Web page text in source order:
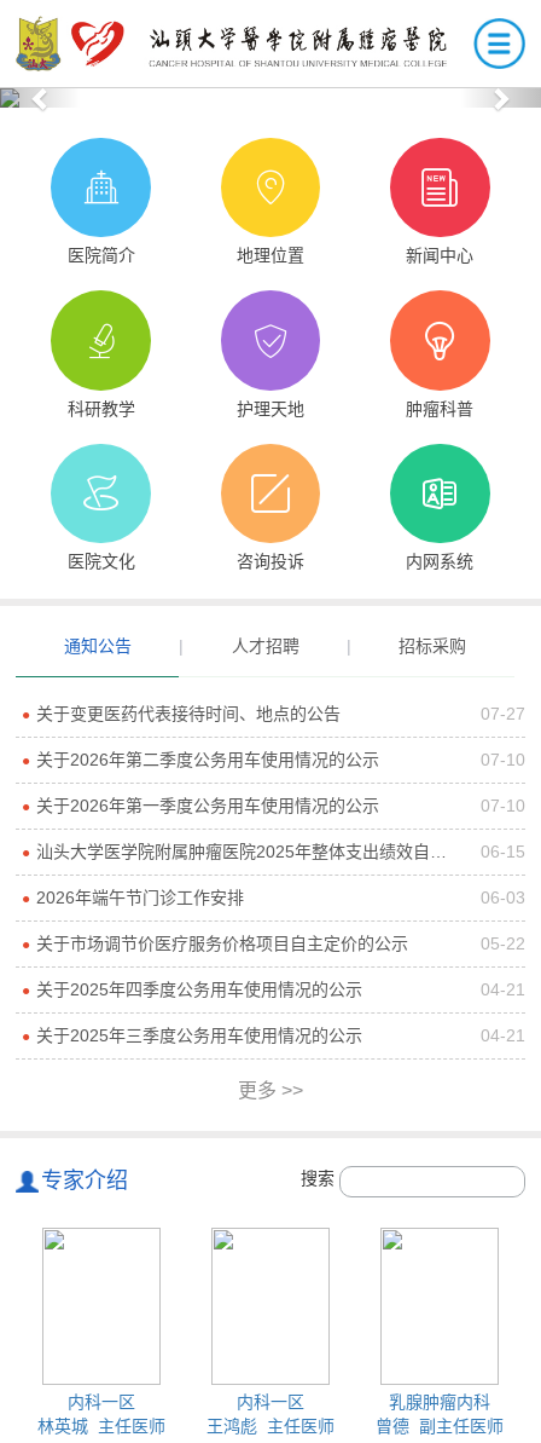
Previous
医院简介 地理位置 新闻中心
科研教学 护理天地 肿瘤科普
医院文化 咨询投诉 内网系统
通知公告 | 人才招聘 | 招标采购
● 关于变更医药代表接待时间、地点的公告 07-27
● 关于2026年第二季度公务用车使用情况的公示 07-10
● 关于2026年第一季度公务用车使用情况的公示 07-10
● 汕头大学医学院附属肿瘤医院2025年整体支出绩效自评报告 06-15
● 2026年端午节门诊工作安排 06-03
● 关于市场调节价医疗服务价格项目自主定价的公示 05-22
● 关于2025年四季度公务用车使用情况的公示 04-21
● 关于2025年三季度公务用车使用情况的公示 04-21
更多 >>
专家介绍 搜索
内科一区
林英城 主任医师
内科一区
王鸿彪 主任医师
乳腺肿瘤内科
曾德 副主任医师